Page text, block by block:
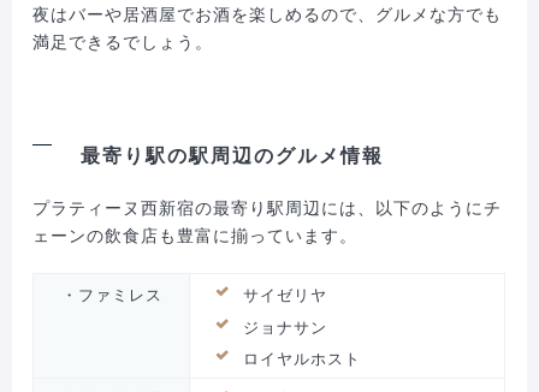
夜はバーや居酒屋でお酒を楽しめるので、グルメな方でも
満足できるでしょう。
最寄り駅の駅周辺のグルメ情報
プラティーヌ西新宿の最寄り駅周辺には、以下のようにチ
ェーンの飲食店も豊富に揃っています。
・ファミレス
サイゼリヤ
ジョナサン
ロイヤルホスト